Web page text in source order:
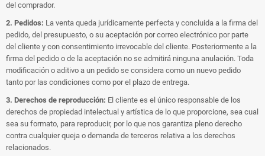
del comprador.
2. Pedidos: La venta queda jurídicamente perfecta y concluida a la firma del
pedido, del presupuesto, o su aceptación por correo electrónico por parte
del cliente y con consentimiento irrevocable del cliente. Posteriormente a la
firma del pedido o de la aceptación no se admitirá ninguna anulación. Toda
modificación o aditivo a un pedido se considera como un nuevo pedido
tanto por las condiciones como por el plazo de entrega.
3. Derechos de reproducción: El cliente es el único responsable de los
derechos de propiedad intelectual y artística de lo que proporcione, sea cual
sea su formato, para reproducir, por lo que nos garantiza pleno derecho
contra cualquier queja o demanda de terceros relativa a los derechos
relacionados.